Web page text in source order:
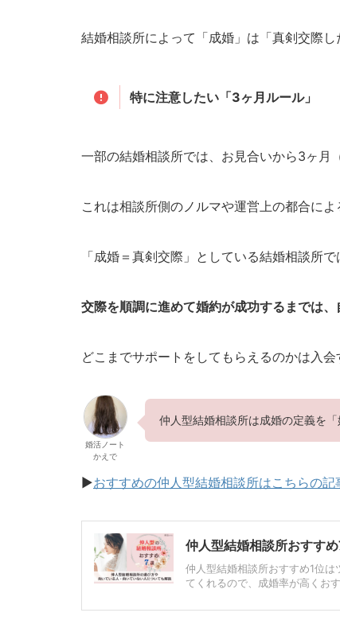
結婚相談所によって「成婚」は「真剣交際
特に注意したい「3ヶ月ルール」
一部の結婚相談所では、お見合いから3ヶ月
これは相談所側のノルマや運営上の都合に
「成婚＝真剣交際」としている結婚相談所
交際を順調に進めて婚約が成功するまでは、
どこまでサポートをしてもらえるのかは入
婚活ノート
かえで
仲人型結婚相談所は成婚の定義を
▶︎おすすめの仲人型結婚相談所はこちらの記
仲人型結婚相談所おすす
仲人型結婚相談所おすすめ1位
てくれるので、成婚率が高くお